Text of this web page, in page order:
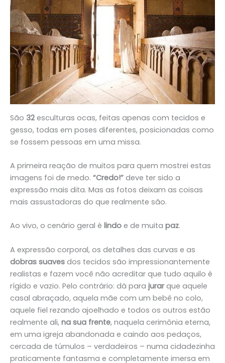
São 32esculturas ocas, feitas apenas com tecidos e
gesso, todas em poses diferentes, posicionadas como
se fossem pessoas em uma missa.
A primeira reação de muitos para quem mostrei estas
imagens foi de medo. “Credo!” deve ter sido a
expressão mais dita. Mas as fotos deixam as coisas
mais assustadoras do que realmente são.
Ao vivo, o cenário geral é lindo e de muita paz.
A expressão corporal, os detalhes das curvas e as
dobras suaves dos tecidos são impressionantemente
realistas e fazem você não acreditar que tudo aquilo é
rígido e vazio. Pelo contrário: dá para jurarque aquele
casal abraçado, aquela mãe com um bebê no colo,
aquele fiel rezando ajoelhado e todos os outros estão
realmente ali, na sua frente, naquela cerimônia eterna,
em uma igreja abandonada e caindo aos pedaços,
cercada de túmulos – verdadeiros – numa cidadezinha
praticamente fantasma e completamente imersa em